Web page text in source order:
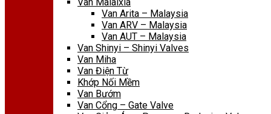
Van Arita – Malaysia
Van ARV – Malaysia
Van AUT – Malaysia
Van Shinyi – Shinyi Valves
Van Miha
Van Điện Từ
Khớp Nối Mềm
Van Bướm
Van Cổng – Gate Valve